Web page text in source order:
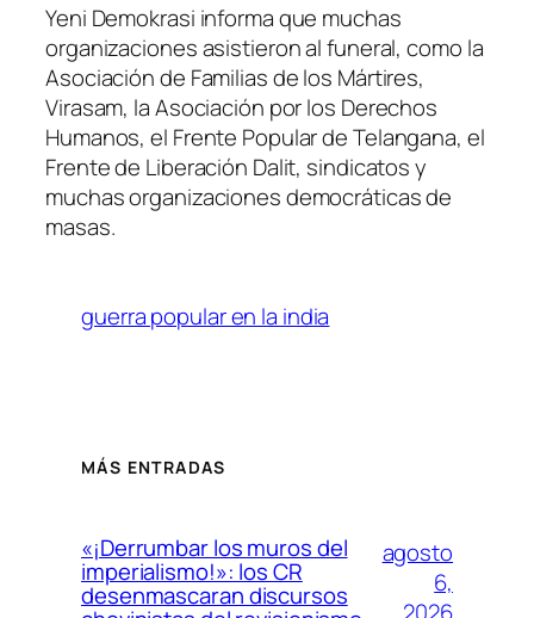
Yeni Demokrasi informa que muchas
organizaciones asistieron al funeral, como la
Asociación de Familias de los Mártires,
Virasam, la Asociación por los Derechos
Humanos, el Frente Popular de Telangana, el
Frente de Liberación Dalit, sindicatos y
muchas organizaciones democráticas de
masas.
guerra popular en la india
MÁS ENTRADAS
«¡Derrumbar los muros del
imperialismo!»: los CR
desenmascaran discursos
agosto
6,